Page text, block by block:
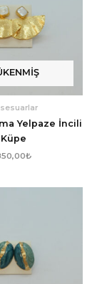
Yelpaze İncili
Küpe
₺